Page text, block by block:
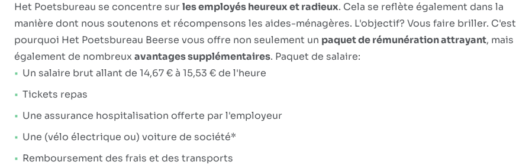
Het Poetsbureau se concentre surles employés heureux et radieux. Cela se reflète également dans la
manière dont nous soutenons et récompensons les aides-ménagères. L'objectif? Vous faire briller. C'est
pourquoi Het Poetsbureau Beerse vous offre non seulement un paquet de rémunération attrayant, mais
également de nombreuxavantages supplémentaires. Paquet de salaire:
Un salaire brut allant de 14,67 € à 15,53 € de l'heure
Tickets repas
Une assurance hospitalisation offerte par l'employeur
Une (vélo électrique ou) voiture de société*
Remboursement des frais et des transports